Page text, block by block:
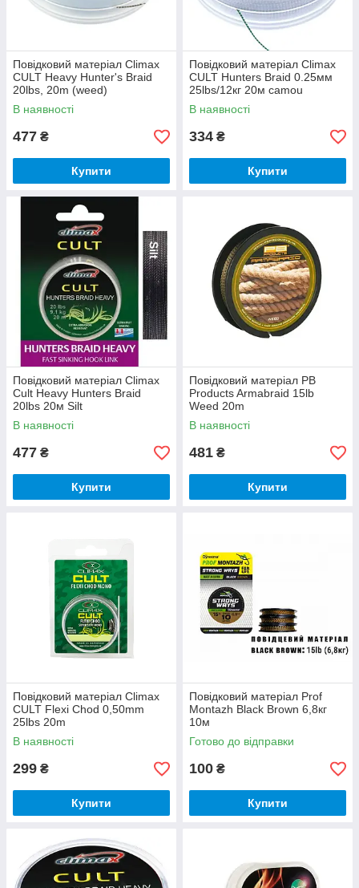
Повідковий матеріал Climax
CULT Heavy Hunter's Braid
20lbs, 20m (weed)
В наявності
477 ₴
Купити
Повідковий матеріал Climax
CULT Hunters Braid 0.25мм
25lbs/12кг 20м camou
В наявності
334 ₴
Купити
Повідковий матеріал Climax
Cult Heavy Hunters Braid
20lbs 20м Silt
В наявності
477 ₴
Купити
Повідковий матеріал PB
Products Armabraid 15lb
Weed 20m
В наявності
481 ₴
Купити
Повідковий матеріал Climax
CULT Flexi Chod 0,50mm
25lbs 20m
В наявності
299 ₴
Купити
Повідковий матеріал Prof
Montazh Black Brown 6,8кг
10м
Готово до відправки
100 ₴
Купити